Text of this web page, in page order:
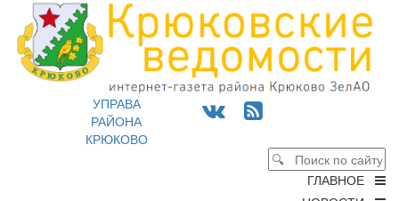
УПРАВА
РАЙОНА
КРЮКОВО
ГЛАВНОЕ